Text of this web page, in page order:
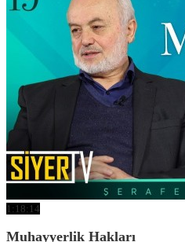
1:18:14
Muhayyerlik Hakları